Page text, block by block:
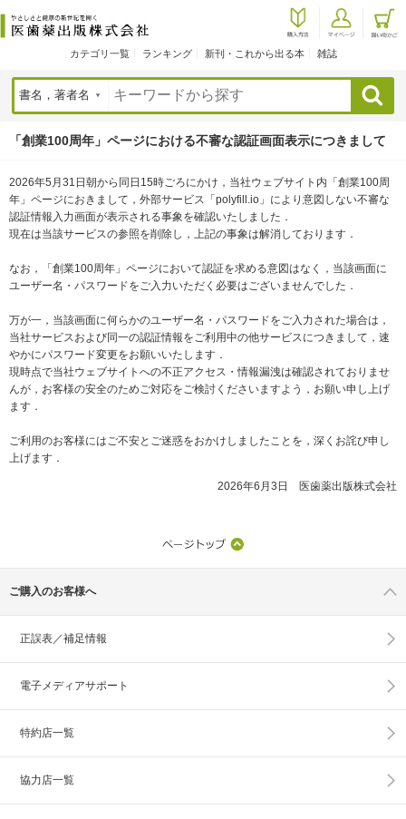
カテゴリ一覧 ランキング 新刊・これから出る本 雑誌
検索
「創業100周年」ページにおける不審な認証画面表示につきまして
2026年5月31日朝から同日15時ごろにかけ，当社ウェブサイト内「創業100周
年」ページにおきまして，外部サービス「polyfill.io」により意図しない不審な
認証情報入力画面が表示される事象を確認いたしました．
現在は当該サービスの参照を削除し，上記の事象は解消しております．
なお，「創業100周年」ページにおいて認証を求める意図はなく，当該画面に
ユーザー名・パスワードをご入力いただく必要はございませんでした．
万が一，当該画面に何らかのユーザー名・パスワードをご入力された場合は，
当社サービスおよび同一の認証情報をご利用中の他サービスにつきまして，速
やかにパスワード変更をお願いいたします．
現時点で当社ウェブサイトへの不正アクセス・情報漏洩は確認されておりませ
んが，お客様の安全のためご対応をご検討くださいますよう，お願い申し上げ
ます．
ご利用のお客様にはご不安とご迷惑をおかけしましたことを，深くお詫び申し
上げます．
2026年6月3日 医歯薬出版株式会社
ご購入のお客様へ
正誤表／補足情報
電子メディアサポート
特約店一覧
協力店一覧